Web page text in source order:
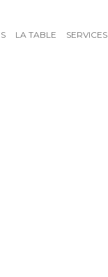
LA TABLE SERVICES